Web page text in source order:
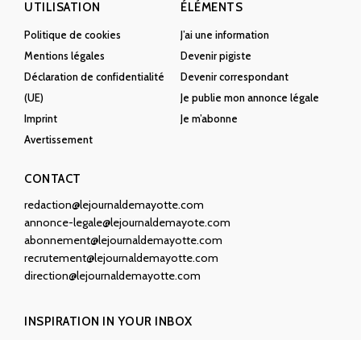
UTILISATION
Politique de cookies
Mentions légales
Déclaration de confidentialité
(UE)
Imprint
Avertissement
ÉLÉMENTS
J’ai une information
Devenir pigiste
Devenir correspondant
Je publie mon annonce légale
Je m’abonne
CONTACT
redaction@lejournaldemayotte.com
annonce-legale@lejournaldemayote.com
abonnement@lejournaldemayotte.com
recrutement@lejournaldemayotte.com
direction@lejournaldemayotte.com
INSPIRATION IN YOUR INBOX